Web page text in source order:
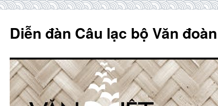
content
Diễn đàn Câu lạc bộ Văn